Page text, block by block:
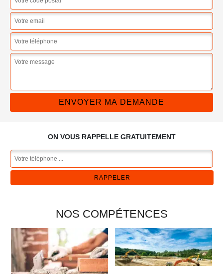
ON VOUS RAPPELLE GRATUITEMENT
NOS COMPÉTENCES